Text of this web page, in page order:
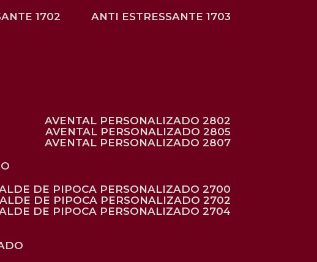
1702
ANTI ESTRESSANTE 1703
AVENTAL PERSONALIZADO 2802
AVENTAL PERSONALIZADO 2805
AVENTAL PERSONALIZADO 2807
DE PIPOCA PERSONALIZADO 2700
BALDE DE PIPOCA PERSONALIZADO 2702
DE PIPOCA PERSONALIZADO 2704